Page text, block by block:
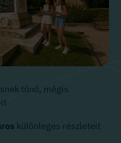
tűnő, mégis
különleges részleteit